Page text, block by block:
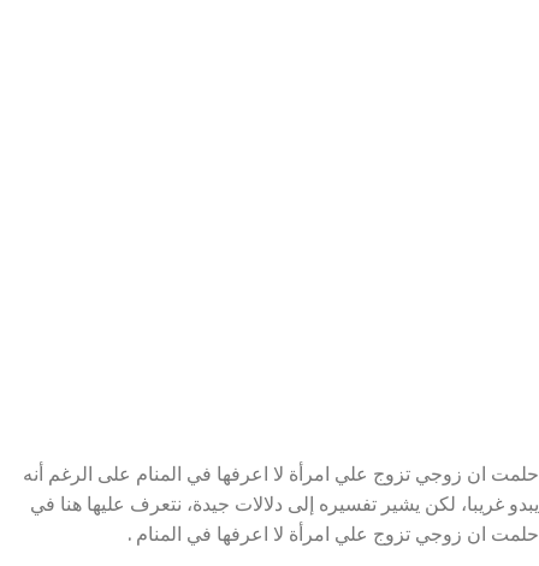
حلمت ان زوجي تزوج علي امرأة لا اعرفها في المنام على الرغم أنه
يبدو غريبا، لكن يشير تفسيره إلى دلالات جيدة، نتعرف عليها هنا في
حلمت ان زوجي تزوج علي امرأة لا اعرفها في المنام .